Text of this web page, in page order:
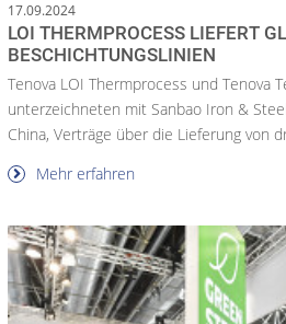
17.09.2024
LOI THERMPROCESS LIEFERT
BESCHICHTUNGSLINIEN
Tenova LOI Thermprocess und Tenova
unterzeichneten mit Sanbao Iron &
China, Verträge über die Lieferung von
Mehr erfahren